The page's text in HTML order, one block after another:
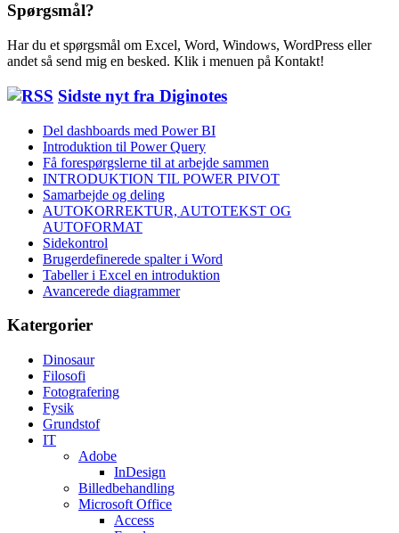
Spørgsmål?
Har du et spørgsmål om Excel, Word, Windows, WordPress eller
andet så send mig en besked. Klik i menuen på Kontakt!
Sidste nyt fra Diginotes
Del dashboards med Power BI
Introduktion til Power Query
Få forespørgslerne til at arbejde sammen
INTRODUKTION TIL POWER PIVOT
Samarbejde og deling
AUTOKORREKTUR, AUTOTEKST OG
AUTOFORMAT
Sidekontrol
Brugerdefinerede spalter i Word
Tabeller i Excel en introduktion
Avancerede diagrammer
Katergorier
Dinosaur
Filosofi
Fotografering
Fysik
Grundstof
IT
Adobe
InDesign
Billedbehandling
Microsoft Office
Access